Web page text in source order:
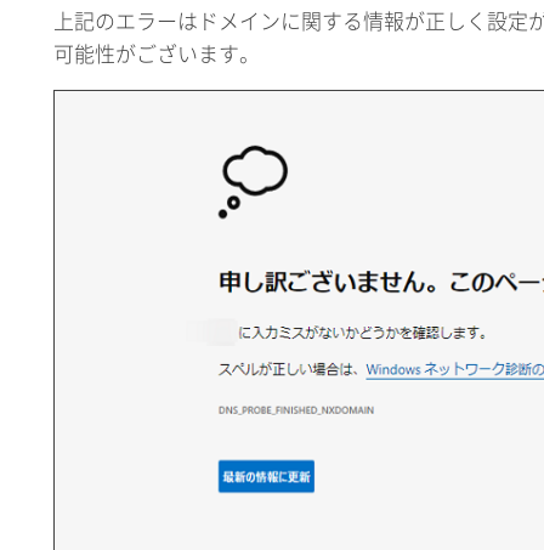
上記のエラーはドメインに関する情報が正しく設定
可能性がございます。